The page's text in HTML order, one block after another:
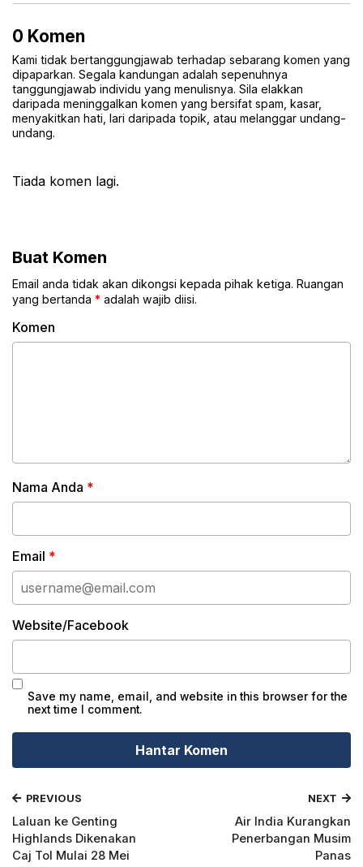
0 Komen
Kami tidak bertanggungjawab terhadap sebarang komen yang
dipaparkan. Segala kandungan adalah sepenuhnya
tanggungjawab individu yang menulisnya. Sila elakkan
daripada meninggalkan komen yang bersifat spam, kasar,
menyakitkan hati, lari daripada topik, atau melanggar undang-
undang.
Tiada komen lagi.
Buat Komen
Email anda tidak akan dikongsi kepada pihak ketiga. Ruangan
yang bertanda * adalah wajib diisi.
Komen
Nama Anda *
Email *
Website/Facebook
Save my name, email, and website in this browser for the
next time I comment.
PREVIOUS
Laluan ke Genting
Highlands Dikenakan
Caj Tol Mulai 28 Mei
NEXT
Air India Kurangkan
Penerbangan Musim
Panas